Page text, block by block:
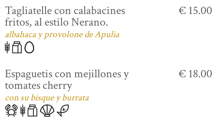
Tagliatelle con calabacines
fritos, al estilo Nerano.
albahaca y provolone de Apulia
€ 15.00
Espaguetis con mejillones y
tomates cherry
con su bisque y burrata
€ 18.00